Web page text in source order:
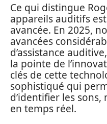
Ce qui distingue
appareils auditifs
avancée. En 2025,
avancées
d’assistance
la pointe de
clés de cette
sophistiqué qui
d’identifier les
en temps réel.